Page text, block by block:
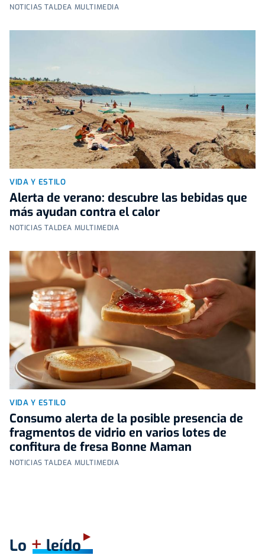
NOTICIAS TALDEA MULTIMEDIA
VIDA Y ESTILO
Alerta de verano: descubre las bebidas que
más ayudan contra el calor
NOTICIAS TALDEA MULTIMEDIA
VIDA Y ESTILO
Consumo alerta de la posible presencia de
fragmentos de vidrio en varios lotes de
confitura de fresa Bonne Maman
NOTICIAS TALDEA MULTIMEDIA
Lo +leído